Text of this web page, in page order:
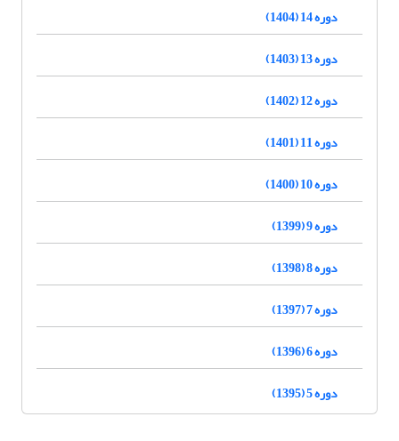
دوره 14 (1404)
دوره 13 (1403)
دوره 12 (1402)
دوره 11 (1401)
دوره 10 (1400)
دوره 9 (1399)
دوره 8 (1398)
دوره 7 (1397)
دوره 6 (1396)
دوره 5 (1395)